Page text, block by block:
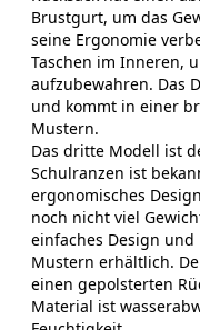
Brustgurt, um das
seine Ergonomie
Taschen im Inneren,
aufzubewahren. Das
und kommt in einer
Mustern.
Das dritte Modell ist
Schulranzen ist
ergonomisches
noch nicht viel
einfaches Design
Mustern erhältlich.
einen gepolsterten
Material ist